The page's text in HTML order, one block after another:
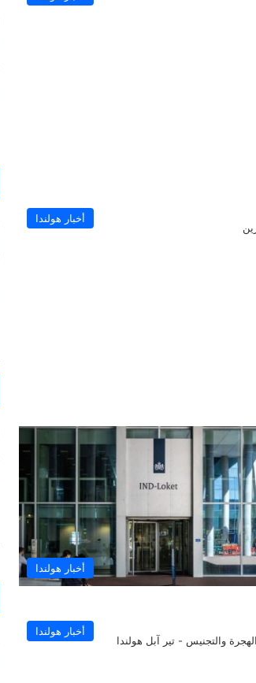
أخبار هولندا
أخبار هولندا
أخبار هولندا